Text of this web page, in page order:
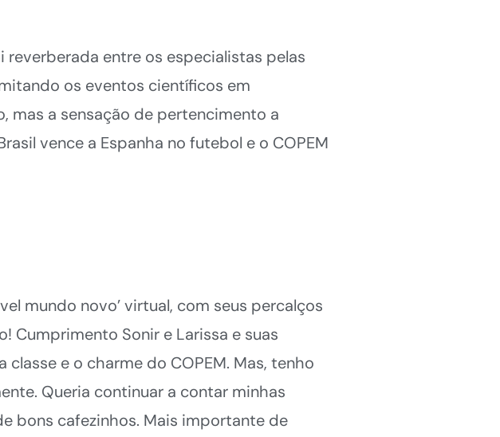
entre os especialistas pelas
os eventos científicos em
mas a sensação de pertencimento a
vence a Espanha no futebol e o COPEM
mundo novo’ virtual, com seus percalços
Cumprimento Sonir e Larissa e suas
e o charme do COPEM. Mas, tenho
Queria continuar a contar minhas
bons cafezinhos. Mais importante de